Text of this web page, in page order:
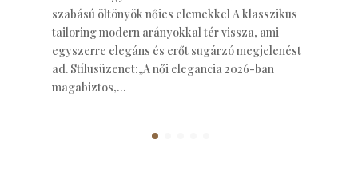
szabású öltönyök nőies elemekkel A klasszikus
tailoring modern arányokkal tér vissza, ami
egyszerre elegáns és erőt sugárzó megjelenést
ad. Stílusüzenet:„A női elegancia 2026-ban
magabiztos,…